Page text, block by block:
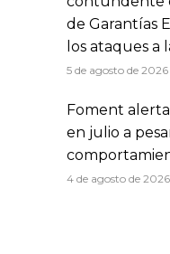
de Garantías
los ataques a
5 de agosto de 2026
Foment
en julio a
4 de agosto de 2026